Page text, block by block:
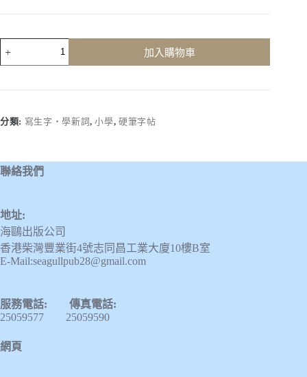
詞
（一）
數
加入購物車
分類: 寫生字‧學新詞,小學,硬筆字帖
聯絡我們
地址:
海鷗出版公司
香港柴灣豐業街4號志同昌工業大廈10樓B室
E-Mail:seagullpub28@gmail.com
服務電話: 傳真電話:
25059577 25059590
網頁